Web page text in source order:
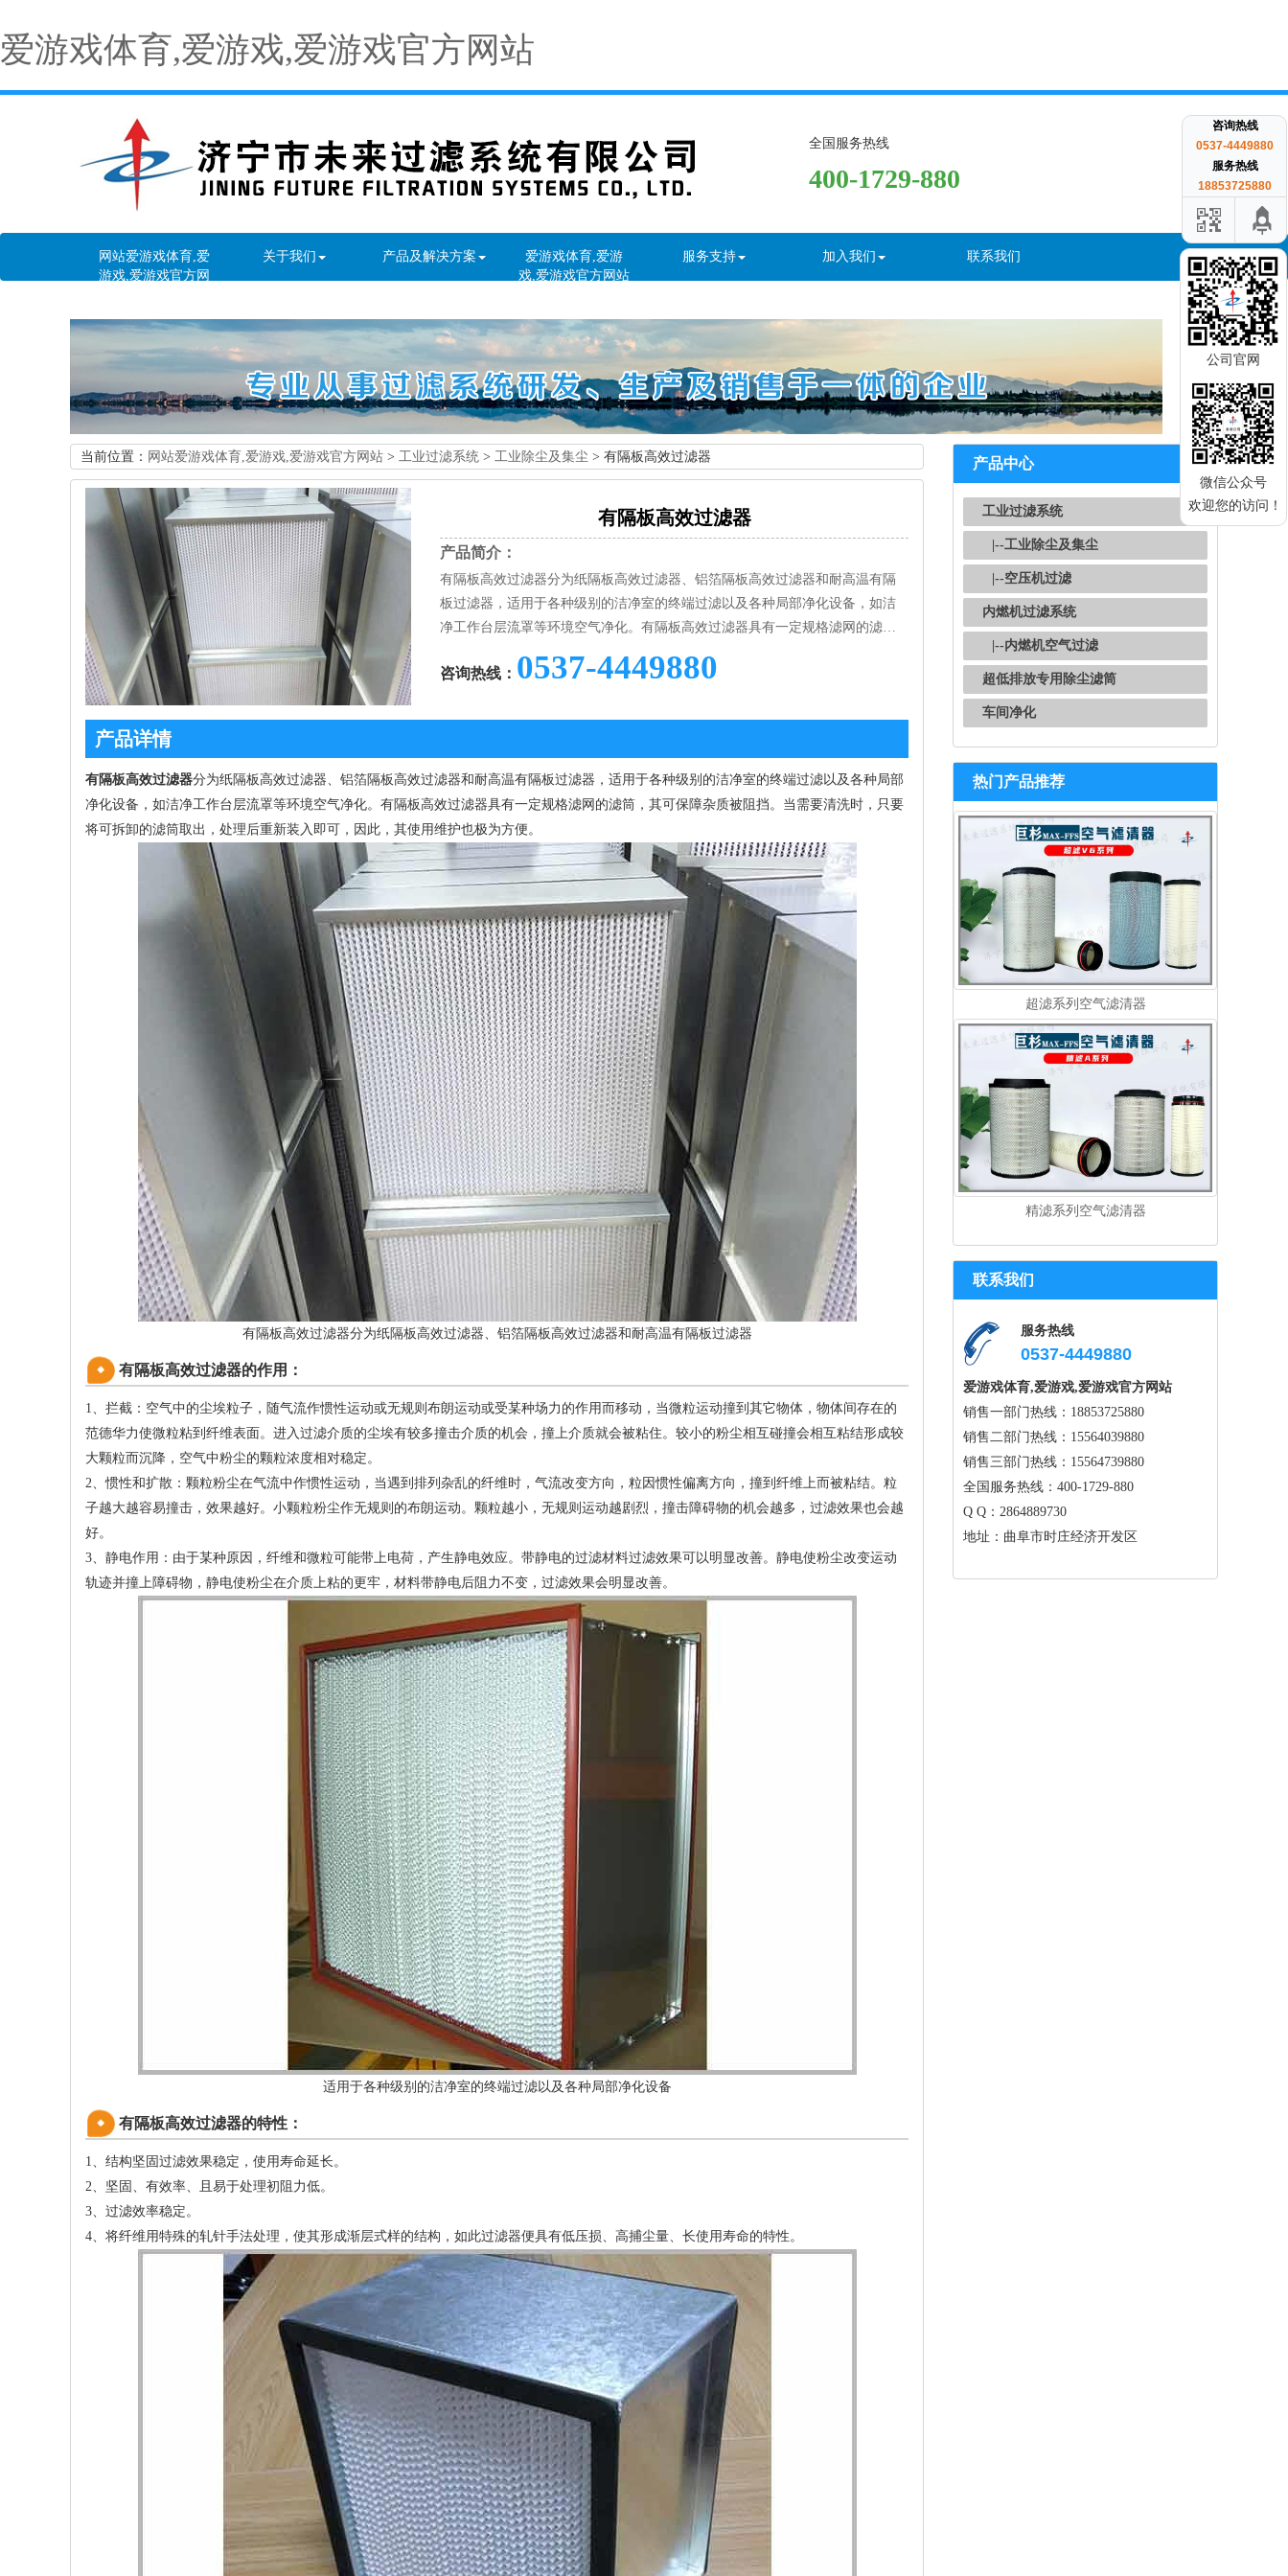
爱游戏体育,爱游戏,爱游戏官方网站
全国服务热线
400-1729-880
网站爱游戏体育,爱
游戏,爱游戏官方网
关于我们 产品及解决方案
爱游戏体育,爱游
戏,爱游戏官方网站
服务支持 加入我们 联系我们
当前位置： 网站爱游戏体育,爱游戏,爱游戏官方网站 > 工业过滤系统 > 工业除尘及集尘 > 有隔板高效过滤器
有隔板高效过滤器
产品简介：
有隔板高效过滤器分为纸隔板高效过滤器、铝箔隔板高效过滤器和耐高温有隔
板过滤器，适用于各种级别的洁净室的终端过滤以及各种局部净化设备，如洁
净工作台层流罩等环境空气净化。有隔板高效过滤器具有一定规格滤网的滤…
咨询热线： 0537-4449880
产品详情
有隔板高效过滤器分为纸隔板高效过滤器、铝箔隔板高效过滤器和耐高温有隔板过滤器，适用于各种级别的洁净室的终端过滤以及各种局部
净化设备，如洁净工作台层流罩等环境空气净化。有隔板高效过滤器具有一定规格滤网的滤筒，其可保障杂质被阻挡。当需要清洗时，只要
将可拆卸的滤筒取出，处理后重新装入即可，因此，其使用维护也极为方便。
有隔板高效过滤器分为纸隔板高效过滤器、铝箔隔板高效过滤器和耐高温有隔板过滤器
有隔板高效过滤器的作用：
1、拦截：空气中的尘埃粒子，随气流作惯性运动或无规则布朗运动或受某种场力的作用而移动，当微粒运动撞到其它物体，物体间存在的
范德华力使微粒粘到纤维表面。进入过滤介质的尘埃有较多撞击介质的机会，撞上介质就会被粘住。较小的粉尘相互碰撞会相互粘结形成较
大颗粒而沉降，空气中粉尘的颗粒浓度相对稳定。
2、惯性和扩散：颗粒粉尘在气流中作惯性运动，当遇到排列杂乱的纤维时，气流改变方向，粒因惯性偏离方向，撞到纤维上而被粘结。粒
子越大越容易撞击，效果越好。小颗粒粉尘作无规则的布朗运动。颗粒越小，无规则运动越剧烈，撞击障碍物的机会越多，过滤效果也会越
好。
3、静电作用：由于某种原因，纤维和微粒可能带上电荷，产生静电效应。带静电的过滤材料过滤效果可以明显改善。静电使粉尘改变运动
轨迹并撞上障碍物，静电使粉尘在介质上粘的更牢，材料带静电后阻力不变，过滤效果会明显改善。
适用于各种级别的洁净室的终端过滤以及各种局部净化设备
有隔板高效过滤器的特性：
1、结构坚固过滤效果稳定，使用寿命延长。
2、坚固、有效率、且易于处理初阻力低。
3、过滤效率稳定。
4、将纤维用特殊的轧针手法处理，使其形成渐层式样的结构，如此过滤器便具有低压损、高捕尘量、长使用寿命的特性。
产品中心
工业过滤系统
|--工业除尘及集尘
|--空压机过滤
内燃机过滤系统
|--内燃机空气过滤
超低排放专用除尘滤筒
车间净化
热门产品推荐
超滤系列空气滤清器
精滤系列空气滤清器
联系我们
服务热线
0537-4449880
爱游戏体育,爱游戏,爱游戏官方网站
销售一部门热线：18853725880
销售二部门热线：15564039880
销售三部门热线：15564739880
全国服务热线：400-1729-880
Q Q：2864889730
地址：曲阜市时庄经济开发区
咨询热线
0537-4449880
服务热线
18853725880
欢迎您的访问！
公司官网
微信公众号